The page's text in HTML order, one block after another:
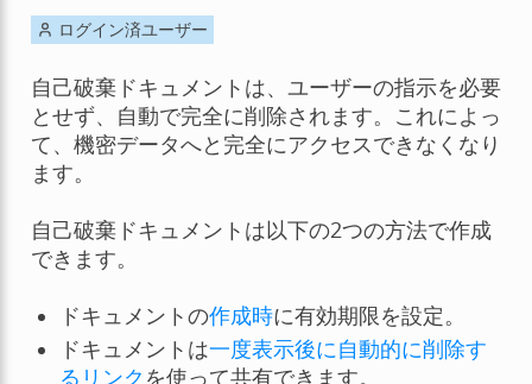
ログイン済ユーザー
自己破棄ドキュメントは、ユーザーの指示を必要
とせず、自動で完全に削除されます。これによっ
て、機密データへと完全にアクセスできなくなり
ます。
自己破棄ドキュメントは以下の2つの方法で作成
できます。
ドキュメントの作成時に有効期限を設定。
ドキュメントは一度表示後に自動的に削除す
るリンク を使って共有できます。